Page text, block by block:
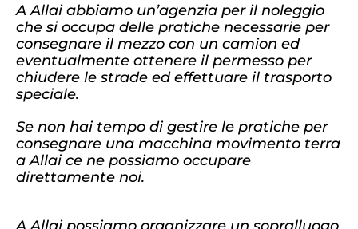
A Allai abbiamo un’agenzia per il noleggio
che si occupa delle pratiche necessarie per
consegnare il mezzo con un camion ed
eventualmente ottenere il permesso per
chiudere le strade ed effettuare il trasporto
speciale.
Se non hai tempo di gestire le pratiche per
consegnare una macchina movimento terra
a Allai ce ne possiamo occupare
direttamente noi.